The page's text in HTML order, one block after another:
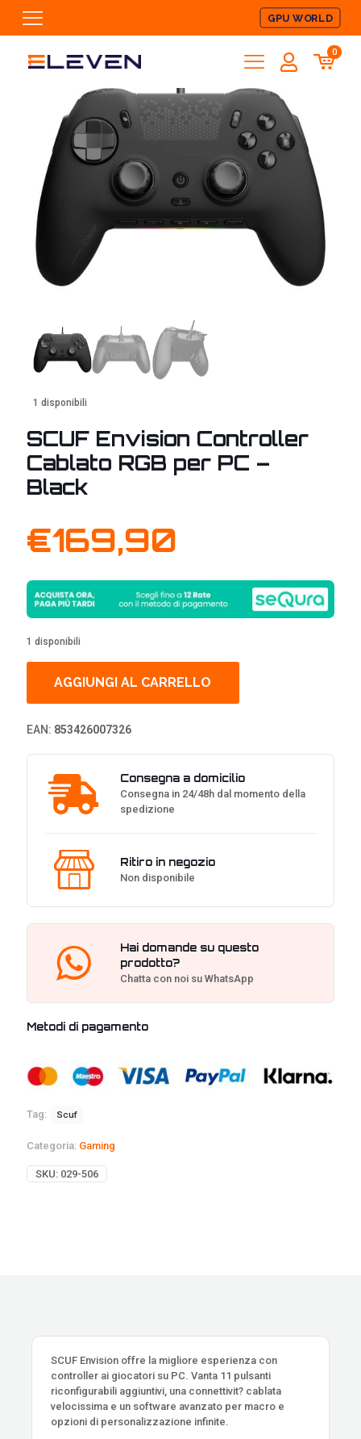
GPU WORLD
0
1 disponibili
SCUF Envision Controller
Cablato RGB per PC –
Black
€169,90
1 disponibili
AGGIUNGI AL CARRELLO
EAN: 853426007326
Consegna a domicilio
Consegna in 24/48h dal momento della
spedizione
Ritiro in negozio
Non disponibile
Hai domande su questo
prodotto?
Chatta con noi su WhatsApp
Metodi di pagamento
Tag: Scuf
Categoria: Gaming
SKU: 029-506
SCUF Envision offre la migliore esperienza con
controller ai giocatori su PC. Vanta 11 pulsanti
riconfigurabili aggiuntivi, una connettivit? cablata
velocissima e un software avanzato per macro e
opzioni di personalizzazione infinite.